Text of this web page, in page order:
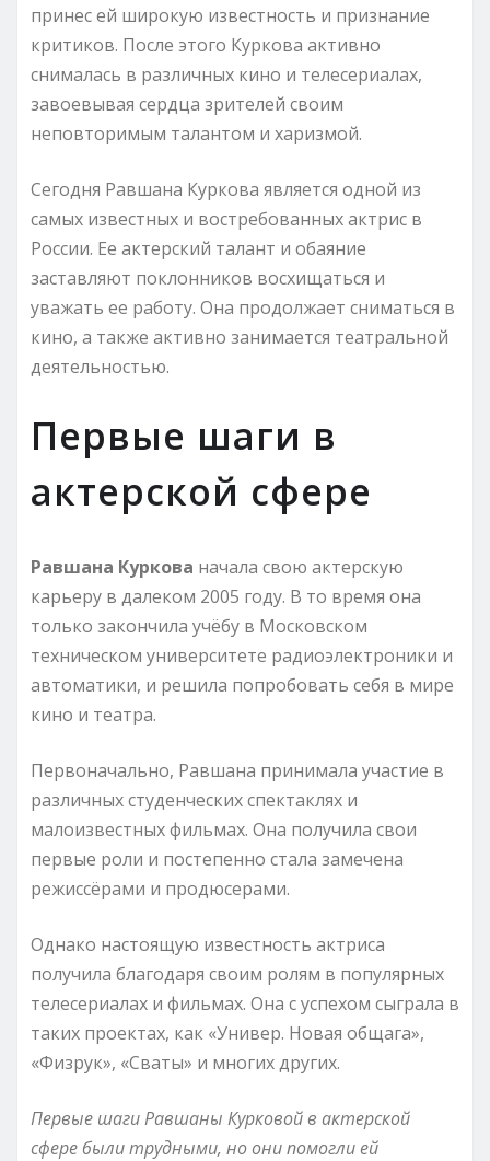
принес ей широкую известность и признание
критиков. После этого Куркова активно
снималась в различных кино и телесериалах,
завоевывая сердца зрителей своим
неповторимым талантом и харизмой.
Сегодня Равшана Куркова является одной из
самых известных и востребованных актрис в
России. Ее актерский талант и обаяние
заставляют поклонников восхищаться и
уважать ее работу. Она продолжает сниматься в
кино, а также активно занимается театральной
деятельностью.
Первые шаги в
актерской сфере
Равшана Куркова начала свою актерскую
карьеру в далеком 2005 году. В то время она
только закончила учёбу в Московском
техническом университете радиоэлектроники и
автоматики, и решила попробовать себя в мире
кино и театра.
Первоначально, Равшана принимала участие в
различных студенческих спектаклях и
малоизвестных фильмах. Она получила свои
первые роли и постепенно стала замечена
режиссёрами и продюсерами.
Однако настоящую известность актриса
получила благодаря своим ролям в популярных
телесериалах и фильмах. Она с успехом сыграла в
таких проектах, как «Универ. Новая общага»,
«Физрук», «Сваты» и многих других.
Первые шаги Равшаны Курковой в актерской
сфере были трудными, но они помогли ей